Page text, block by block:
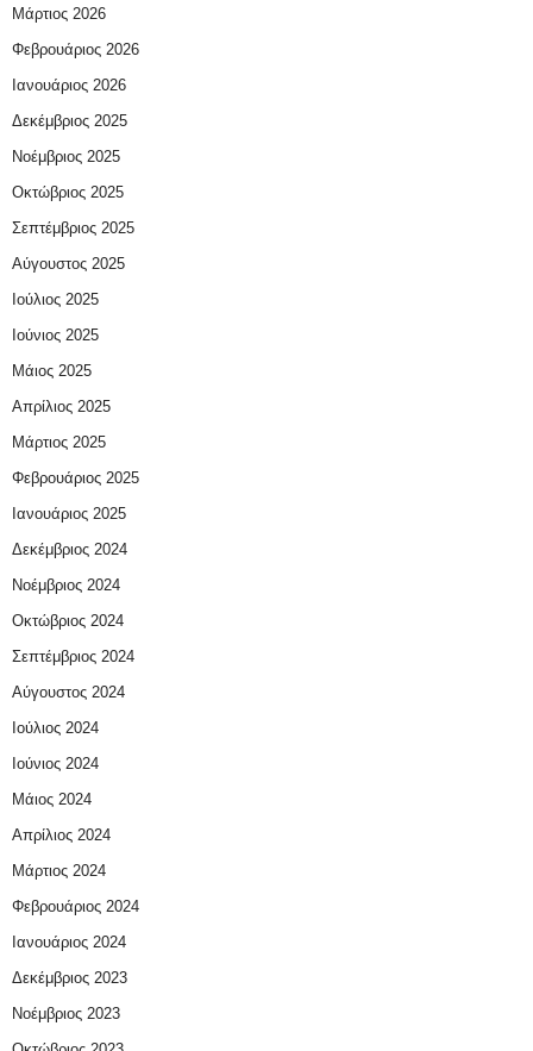
Μάρτιος 2026
Φεβρουάριος 2026
Ιανουάριος 2026
Δεκέμβριος 2025
Νοέμβριος 2025
Οκτώβριος 2025
Σεπτέμβριος 2025
Αύγουστος 2025
Ιούλιος 2025
Ιούνιος 2025
Μάιος 2025
Απρίλιος 2025
Μάρτιος 2025
Φεβρουάριος 2025
Ιανουάριος 2025
Δεκέμβριος 2024
Νοέμβριος 2024
Οκτώβριος 2024
Σεπτέμβριος 2024
Αύγουστος 2024
Ιούλιος 2024
Ιούνιος 2024
Μάιος 2024
Απρίλιος 2024
Μάρτιος 2024
Φεβρουάριος 2024
Ιανουάριος 2024
Δεκέμβριος 2023
Νοέμβριος 2023